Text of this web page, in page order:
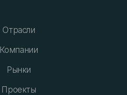
Отрасли
Компании
Рынки
Проекты